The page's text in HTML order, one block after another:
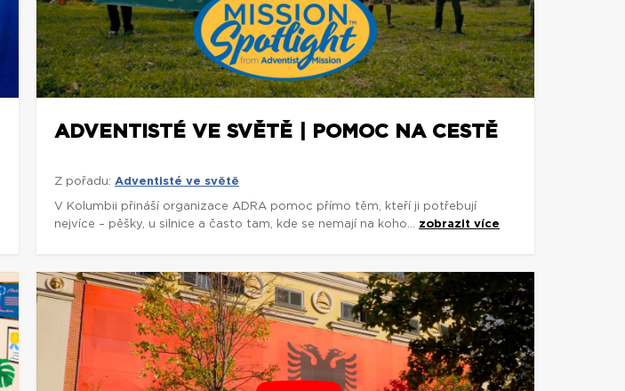
ADVENTISTÉ VE SVĚTĚ | POMOC NA CESTĚ
Z pořadu: Adventisté ve světě
V Kolumbii přináší organizace ADRA pomoc přímo těm, kteří ji potřebují
nejvíce – pěšky, u silnice a často tam, kde se nemají na koho... zobrazit více